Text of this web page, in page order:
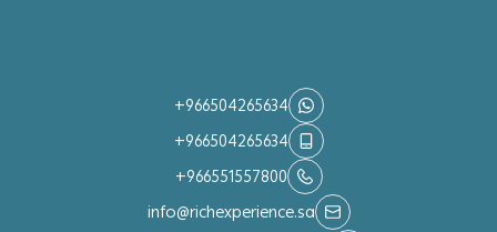
+966504265634
+966504265634
+966551557800
info@richexperience.sa